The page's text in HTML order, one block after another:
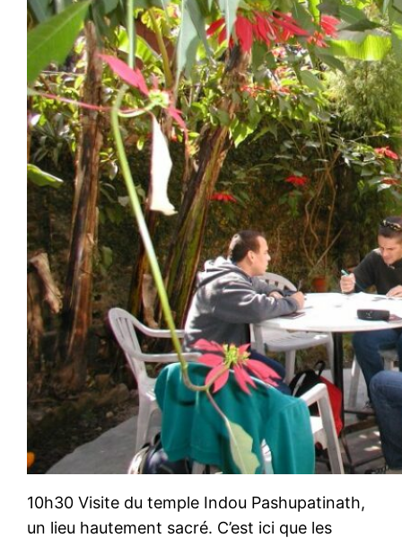
10h30 Visite du temple Indou Pashupatinath,
un lieu hautement sacré. C’est ici que les